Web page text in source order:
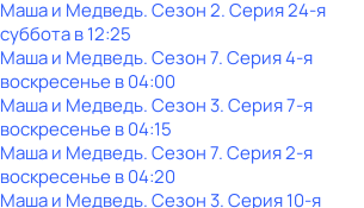
Маша и Медведь. Сезон 2. Серия 24-я
субботав12:25
Маша и Медведь. Сезон 7. Серия 4-я
воскресенье в04:00
Маша и Медведь. Сезон 3. Серия 7-я
воскресенье в04:15
Маша и Медведь. Сезон 7. Серия 2-я
воскресенье в04:20
Маша и Медведь. Сезон 3. Серия 10-я